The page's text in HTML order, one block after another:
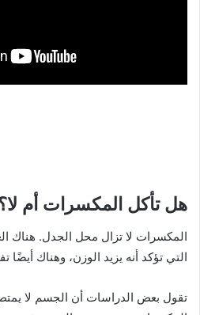
هل تأكل المكسرات أم
المكسرات لا تزال محل الجدل. هناك
التي تؤكد أنه يزيد الوزن، وهناك أيضًا
تقول بعض الدراسات أن الجسم لا